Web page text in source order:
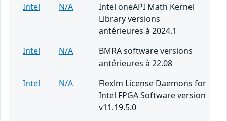
Intel
N/A
Intel oneAPI Math Kernel
Library versions
antérieures à 2024.1
Intel
N/A
BMRA software versions
antérieures à 22.08
Intel
N/A
Flexlm License Daemons for
Intel FPGA Software version
v11.19.5.0